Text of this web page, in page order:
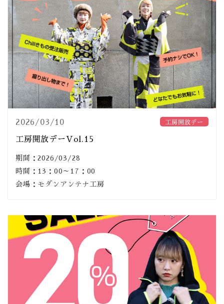
2026/03/10 工房開放デー
工房開放デーVol.15
期間：2026/03/28
時間：13：00～17：00
会場：モダンアンテナ工房